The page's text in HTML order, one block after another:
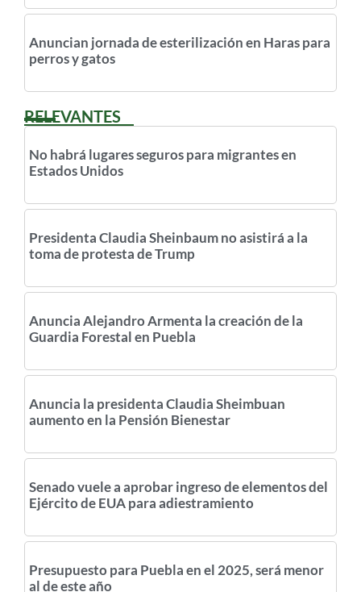
Anuncian jornada de esterilización en Haras para
perros y gatos
RELEVANTES
No habrá lugares seguros para migrantes en
Estados Unidos
Presidenta Claudia Sheinbaum no asistirá a la
toma de protesta de Trump
Anuncia Alejandro Armenta la creación de la
Guardia Forestal en Puebla
Anuncia la presidenta Claudia Sheimbuan
aumento en la Pensión Bienestar
Senado vuele a aprobar ingreso de elementos del
Ejército de EUA para adiestramiento
Presupuesto para Puebla en el 2025, será menor
al de este año